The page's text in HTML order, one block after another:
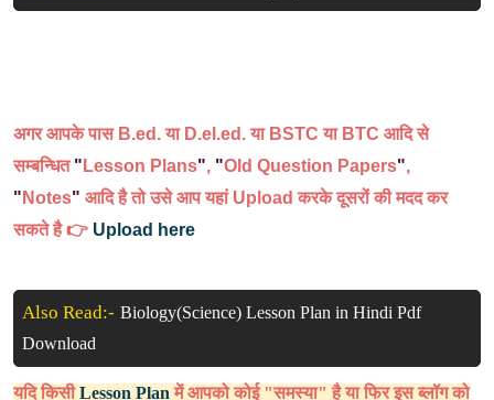
अगर आपके पास B.ed. या D.el.ed. या BSTCया BTC आदिसे
सम्बन्धित " Lesson Plans", "Old Question Papers",
" Notes" आदि है तो उसे आप यहां Upload करके दूसरों की मदद कर
सकते है 👉 Upload here
Also Read:- Biology(Science) Lesson Plan in Hindi Pdf
Download
यदि किसीLesson Plan में आपको कोई "समस्या" है या फिर इस ब्लॉग को